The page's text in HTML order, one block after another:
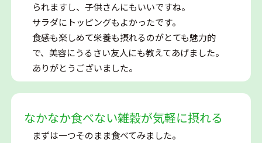
られますし、子供さんにもいいですね。
サラダにトッピングもよかったです。
食感も楽しめて栄養も摂れるのがとても魅力的
で、美容にうるさい友人にも教えてあげました。
ありがとうございました。
なかなか食べない雑穀が気軽に摂れる
まずは一つそのまま食べてみました。